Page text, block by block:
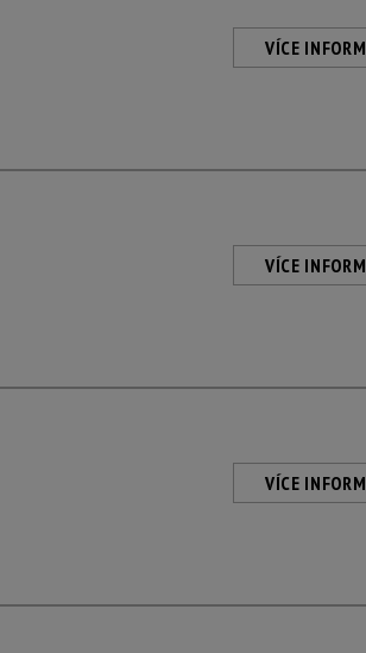
VÍCE
VÍCE
VÍCE